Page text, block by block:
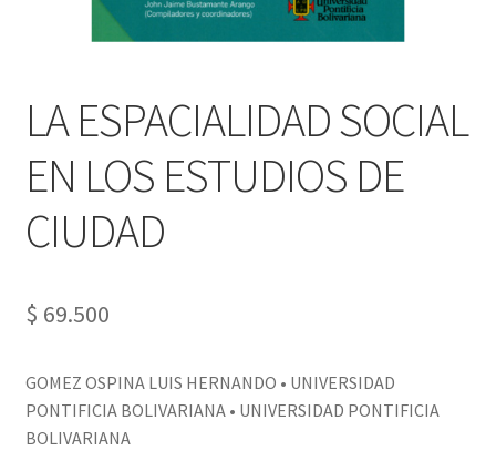
LA ESPACIALIDAD SOCIAL
EN LOS ESTUDIOS DE
CIUDAD
$ 69.500
GOMEZ OSPINA LUIS HERNANDO • UNIVERSIDAD
PONTIFICIA BOLIVARIANA • UNIVERSIDAD PONTIFICIA
BOLIVARIANA